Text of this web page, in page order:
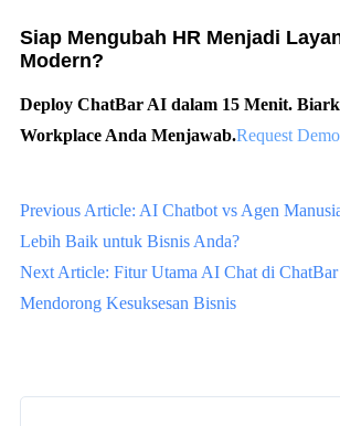
Siap Mengubah HR Menjadi
Modern?
Deploy ChatBar AI dalam 15 Menit.
Workplace Anda Menjawab.Request
Previous Article: AI Chatbot vs Agen
Lebih Baik untuk Bisnis Anda?
Next Article: Fitur Utama AI Chat di
Mendorong Kesuksesan Bisnis